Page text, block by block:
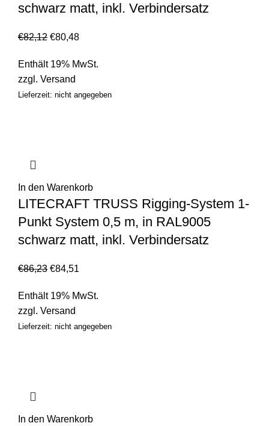
schwarz matt, inkl. Verbindersatz
€82,12 €80,48
Enthält 19% MwSt.
zzgl. Versand
Lieferzeit: nicht angegeben
In den Warenkorb
LITECRAFT TRUSS Rigging-System 1-
Punkt System 0,5 m, in RAL9005
schwarz matt, inkl. Verbindersatz
€86,23 €84,51
Enthält 19% MwSt.
zzgl. Versand
Lieferzeit: nicht angegeben
In den Warenkorb